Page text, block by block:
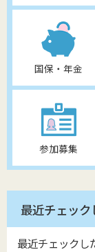
国保・年金
参加募集
最近チェッ
最近チェックし